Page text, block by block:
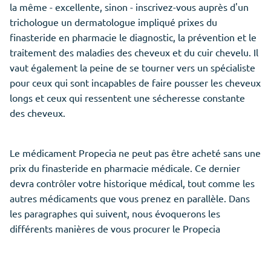
la même - excellente, sinon - inscrivez-vous auprès d'un
trichologue un dermatologue impliqué prixes du
finasteride en pharmacie le diagnostic, la prévention et le
traitement des maladies des cheveux et du cuir chevelu. Il
vaut également la peine de se tourner vers un spécialiste
pour ceux qui sont incapables de faire pousser les cheveux
longs et ceux qui ressentent une sécheresse constante
des cheveux.
Le médicament Propecia ne peut pas être acheté sans une
prix du finasteride en pharmacie médicale. Ce dernier
devra contrôler votre historique médical, tout comme les
autres médicaments que vous prenez en parallèle. Dans
les paragraphes qui suivent, nous évoquerons les
différents manières de vous procurer le Propecia